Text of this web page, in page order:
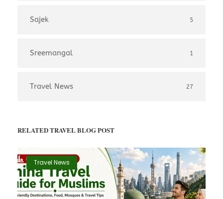
Sajek 5
Sreemangal 1
Travel News 27
RELATED TRAVEL BLOG POST
Travel News